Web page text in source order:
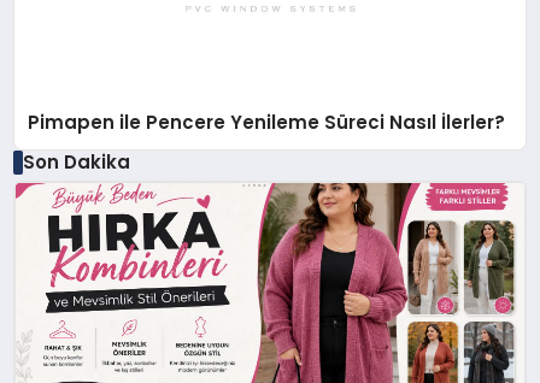
Pimapen ile Pencere Yenileme Süreci Nasıl İlerler?
Son Dakika